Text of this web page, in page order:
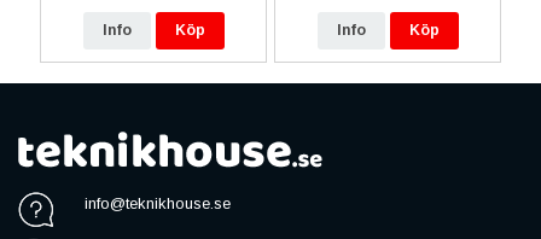
Info Köp Info Köp
info@teknikhouse.se